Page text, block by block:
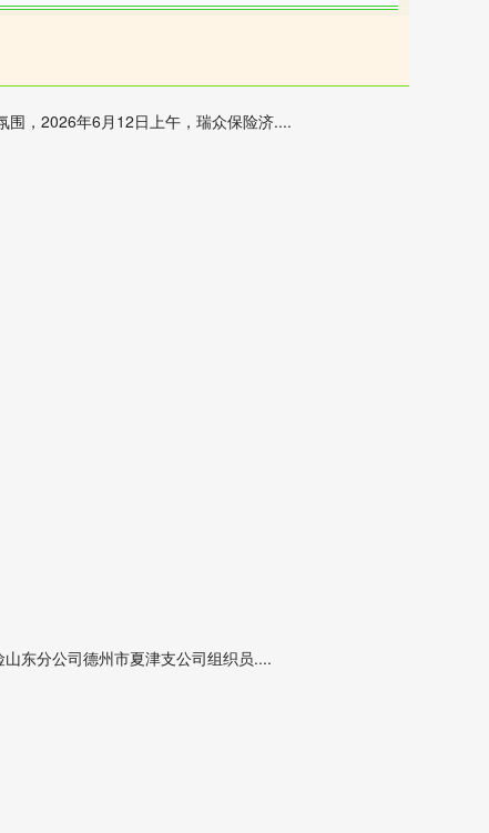
围，2026年6月12日上午，瑞众保险济....
东分公司德州市夏津支公司组织员....